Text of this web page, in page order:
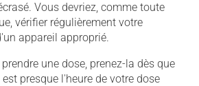
Vous devriez, comme toute
vérifier régulièrement votre
appareil approprié.
une dose, prenez-la dès que
presque l'heure de votre dose